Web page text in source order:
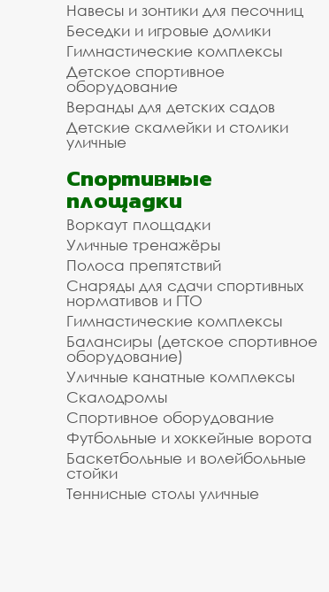
Навесы и зонтики для песочниц
Беседки и игровые домики
Гимнастические комплексы
Детское спортивное
оборудование
Веранды для детских садов
Детские скамейки и столики
уличные
Спортивные
площадки
Воркаут площадки
Уличные тренажёры
Полоса препятствий
Снаряды для сдачи спортивных
нормативов и ГТО
Гимнастические комплексы
Балансиры (детское спортивное
оборудование)
Уличные канатные комплексы
Скалодромы
Спортивное оборудование
Футбольные и хоккейные ворота
Баскетбольные и волейбольные
стойки
Теннисные столы уличные